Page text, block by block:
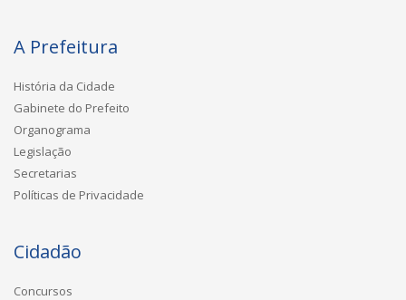
A Prefeitura
História da Cidade
Gabinete do Prefeito
Organograma
Legislação
Secretarias
Políticas de Privacidade
Cidadão
Concursos